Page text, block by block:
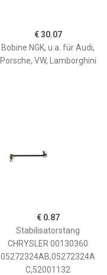
€ 30.07
Bobine NGK, u.a. für Audi,
Porsche, VW, Lamborghini
€ 0.87
Stabilisatorstang
CHRYSLER 00130360
05272324AB,05272324A
C,52001132